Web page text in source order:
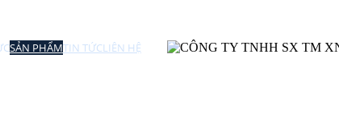
SẢN PHẨMTIN TỨCLIÊN HỆ